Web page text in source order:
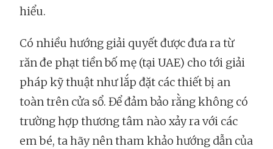
hiểu.
Có nhiều hướng giải quyết được đưa ra từ
răn đe phạt tiền bố mẹ (tại UAE) cho tới giải
pháp kỹ thuật như lắp đặt các thiết bị an
toàn trên cửa sổ. Để đảm bảo rằng không có
trường hợp thương tâm nào xảy ra với các
em bé, ta hãy nên tham khảo hướng dẫn của